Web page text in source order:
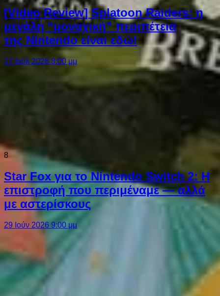
[Video Review] Splatoon Raiders: η
μεγάλη “μοναχική” περιπέτεια
της Nintendo είναι εδώ!
27 Ιούλ 2026 8:00 μμ
8
Star Fox για το Nintendo Switch 2: Η
επιστροφή που περιμέναμε — αλλά
με αστερίσκους
29 Ιούν 2026 9:00 μμ